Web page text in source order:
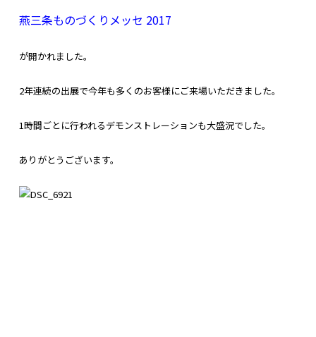
燕三条ものづくりメッセ 2017
が開かれました。
2年連続の出展で今年も多くのお客様にご来場いただきました。
1時間ごとに行われるデモンストレーションも大盛況でした。
ありがとうございます。